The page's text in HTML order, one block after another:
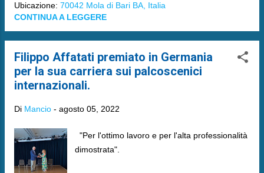
Ubicazione: 70042 Mola di Bari BA, Italia
CONTINUA A LEGGERE
Filippo Affatati premiato in Germania
per la sua carriera sui palcoscenici
internazionali.
Di Mancio - agosto 05, 2022
"Per l'ottimo lavoro e per l'alta professionalità
dimostrata".